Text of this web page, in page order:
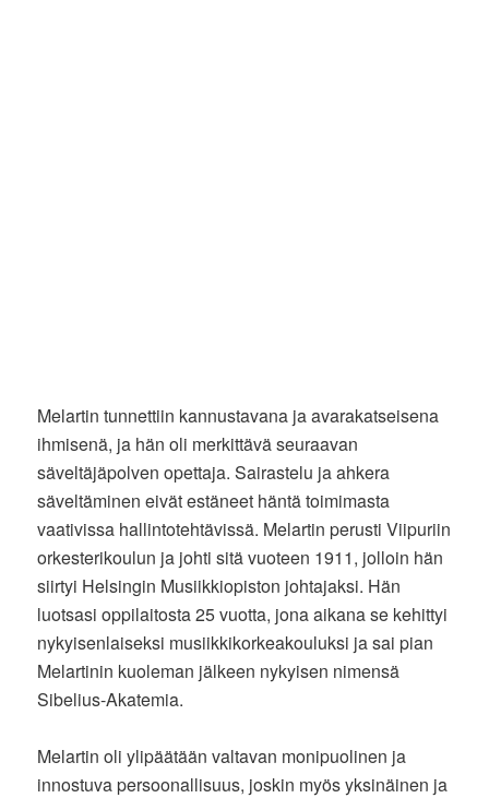
Melartin tunnettiin kannustavana ja avarakatseisena
ihmisenä, ja hän oli merkittävä seuraavan
säveltäjäpolven opettaja. Sairastelu ja ahkera
säveltäminen eivät estäneet häntä toimimasta
vaativissa hallintotehtävissä. Melartin perusti Viipuriin
orkesterikoulun ja johti sitä vuoteen 1911, jolloin hän
siirtyi Helsingin Musiikkiopiston johtajaksi. Hän
luotsasi oppilaitosta 25 vuotta, jona aikana se kehittyi
nykyisenlaiseksi musiikkikorkeakouluksi ja sai pian
Melartinin kuoleman jälkeen nykyisen nimensä
Sibelius-Akatemia.
Melartin oli ylipäätään valtavan monipuolinen ja
innostuva persoonallisuus, joskin myös yksinäinen ja